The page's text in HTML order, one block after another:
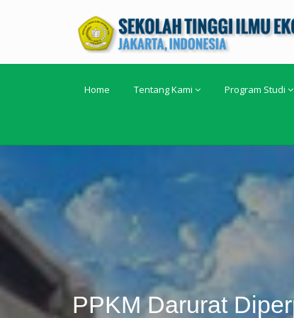
Home Tentang Kami Program Studi
PPKM Darurat